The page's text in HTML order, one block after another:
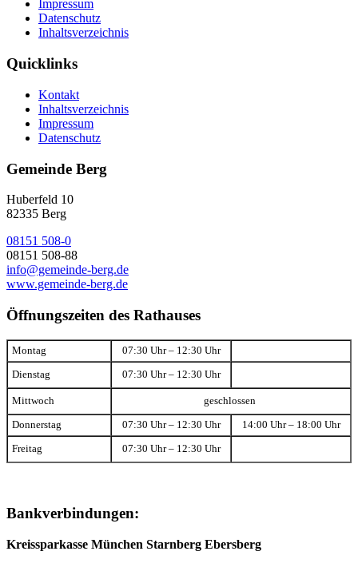
Impressum
Datenschutz
Inhaltsverzeichnis
Quicklinks
Kontakt
Inhaltsverzeichnis
Impressum
Datenschutz
Gemeinde Berg
Huberfeld 10
82335 Berg
08151 508-0
08151 508-88
info@gemeinde-berg.de
www.gemeinde-berg.de
Öffnungszeiten des Rathauses
Montag 07:30 Uhr – 12:30 Uhr
Dienstag 07:30 Uhr – 12:30 Uhr
Mittwoch geschlossen
Donnerstag 07:30 Uhr – 12:30 Uhr 14:00 Uhr – 18:00 Uhr
Freitag 07:30 Uhr – 12:30 Uhr
Bankverbindungen:
Kreissparkasse München Starnberg Ebersberg